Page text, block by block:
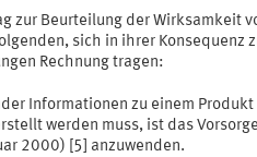
zur Beurteilung der Wirksamkeit
sich in ihrer Konsequenz
Rechnung tragen:
Informationen zu einem Produkt
werden muss, ist das
2000) [5] anzuwenden.